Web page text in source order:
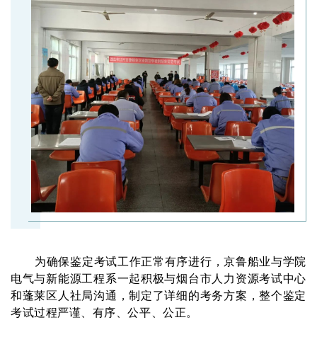
为确保鉴定考试工作正常有序进行，京鲁船业与学院
电气与新能源工程系一起积极与烟台市人力资源考试中心
和蓬莱区人社局沟通，制定了详细的考务方案，整个鉴定
考试过程严谨、有序、公平、公正。